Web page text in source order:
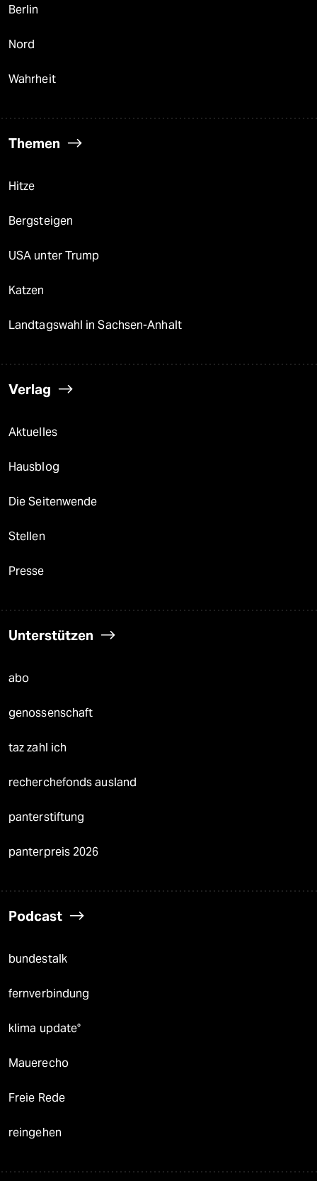
Berlin
Nord
Wahrheit
Themen
Hitze
Bergsteigen
USA unter Trump
Katzen
Landtagswahl in Sachsen-Anhalt
Verlag
Aktuelles
Hausblog
Die Seitenwende
Stellen
Presse
Unterstützen
abo
genossenschaft
taz zahl ich
recherchefonds ausland
panterstiftung
panterpreis 2026
Podcast
bundestalk
fernverbindung
klima update°
Mauerecho
Freie Rede
reingehen